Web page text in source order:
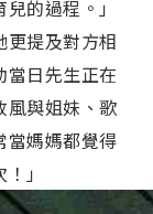
的過程。」
更提及對方相
當日先生正在
風與姐妹、歌
當媽媽都覺得
」